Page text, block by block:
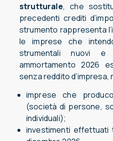
strutturale, che
precedenti crediti
strumento rappresenta
le imprese che
strumentali nuovi
ammortamento 2026
senza reddito
imprese che
(società di persone,
individuali);
investimenti effettuati